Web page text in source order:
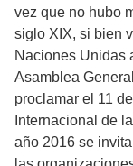
vez que no hubo
siglo XIX, si bien
Naciones Unidas
Asamblea
proclamar el 11
Internacional de
año 2016 se